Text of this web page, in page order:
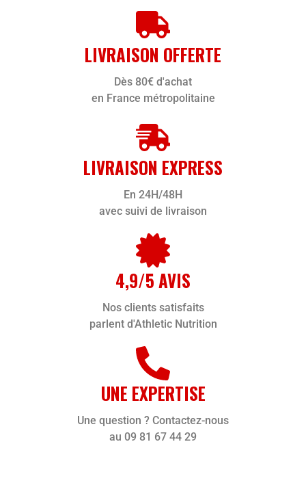
LIVRAISON OFFERTE
Dès 80€ d'achat
en France métropolitaine
LIVRAISON EXPRESS
En 24H/48H
avec suivi de livraison
4,9/5 AVIS
Nos clients satisfaits
parlent d'Athletic Nutrition
UNE EXPERTISE
Une question ? Contactez-nous
au 09 81 67 44 29